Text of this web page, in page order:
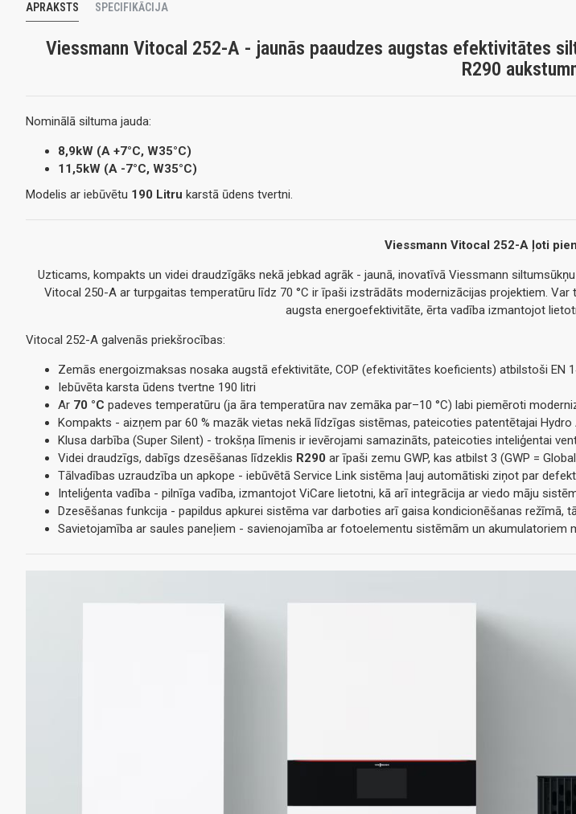
APRAKSTS SPECIFIKĀCIJA
Viessmann Vitocal 252-A - jaunās paaudzes augstas efektivitātes
R290
Nominālā siltuma jauda:
8,9kW (A +7°C, W35°C)
11,5kW (A -7°C, W35°C)
Modelis ar iebūvētu 190 Litru karstā ūdens tvertni.
Viessmann Vitocal 252-A ļoti
Uzticams, kompakts un videi draudzīgāks nekā jebkad agrāk - jaunā, inovatīvā Viessmann
Vitocal 250-A ar turpgaitas temperatūru līdz 70 °C ir īpaši izstrādāts modernizācijas projektiem.
augsta energoefektivitāte, ērta vadība izmantojot
Vitocal 252-A galvenās priekšrocības:
Zemās energoizmaksas nosaka augstā efektivitāte, COP (efektivitātes koeficients) atbilstoši EN
Iebūvēta karsta ūdens tvertne 190 litri
Ar 70 °C padeves temperatūru (ja āra temperatūra nav zemāka par–10 °C) labi piemēroti
Kompakts - aizņem par 60 % mazāk vietas nekā līdzīgas sistēmas, pateicoties patentētajai
Klusa darbība (Super Silent) - trokšņa līmenis ir ievērojami samazināts, pateicoties inteliģentai
Videi draudzīgs, dabīgs dzesēšanas līdzeklis R290 ar īpaši zemu GWP, kas atbilst 3 (GWP =
Tālvadības uzraudzība un apkope - iebūvētā Service Link sistēma ļauj automātiski ziņot par
Inteliģenta vadība - pilnīga vadība, izmantojot ViCare lietotni, kā arī integrācija ar viedo māju
Dzesēšanas funkcija - papildus apkurei sistēma var darboties arī gaisa kondicionēšanas režīmā,
Savietojamība ar saules paneļiem - savienojamība ar fotoelementu sistēmām un akumulatoriem